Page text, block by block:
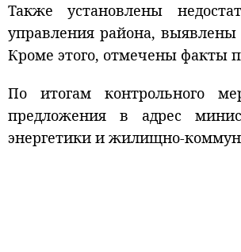
Также установлены
управления района,
Кроме этого, отмечены факты
По итогам контрольного
предложения в адрес
энергетики и жилищно-